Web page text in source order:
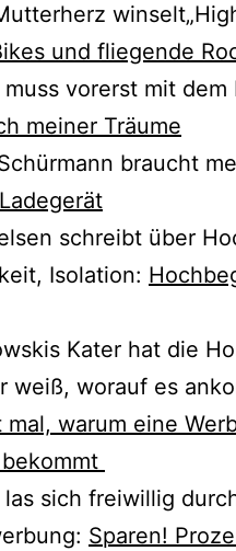
und flie­gen­de
muss vor­erst mit
mei­ner Träume
braucht
schreibt über
Isolation:
Kater hat die
weiß, wor­auf es
mal, war­um eine
las sich frei­wil­lig
Sparen!